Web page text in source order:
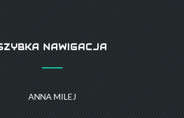
NAWIGACJA
ANNA MILEJ